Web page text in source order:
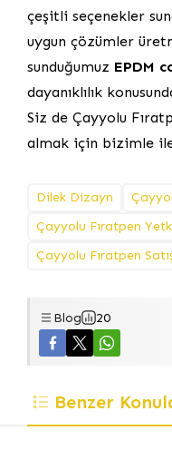
çeşitli seçenekler
uygun çözümler
sunduğumuz EPDM
dayanıklılık
Siz de Çayyolu
almak için bizimle
Dilek Dizayn
Çayyolu Fıratpen
Çayyolu Fıratpen
Blog 20
Benzer